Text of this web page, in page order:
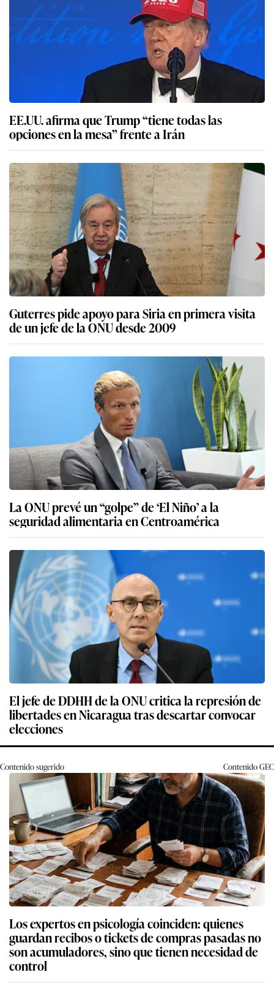
EE.UU. afirma que Trump “tiene todas las
opciones en la mesa” frente a Irán
Guterres pide apoyo para Siria en primera visita
de un jefe de la ONU desde 2009
La ONU prevé un “golpe” de ‘El Niño’ a la
seguridad alimentaria en Centroamérica
El jefe de DDHH de la ONU critica la represión de
libertades en Nicaragua tras descartar convocar
elecciones
Contenido sugerido ContenidoGEC
Los expertos en psicología coinciden: quienes
guardan recibos o tickets de compras pasadas no
son acumuladores, sino que tienen necesidad de
control